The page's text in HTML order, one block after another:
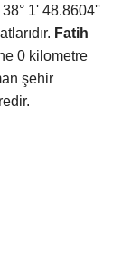
1' 48.8604''
Fatih
0 kilometre
şehir